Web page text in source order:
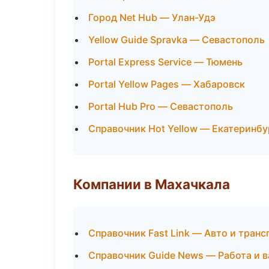
Город Net Hub — Улан-Удэ
Yellow Guide Spravka — Севастополь
Portal Express Service — Тюмень
Portal Yellow Pages — Хабаровск
Portal Hub Pro — Севастополь
Справочник Hot Yellow —
Компании в Махачкала
Справочник Fast Link — Авто и
Справочник Guide News — Работа и